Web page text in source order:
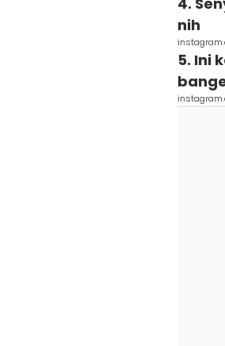
nih
5. Ini